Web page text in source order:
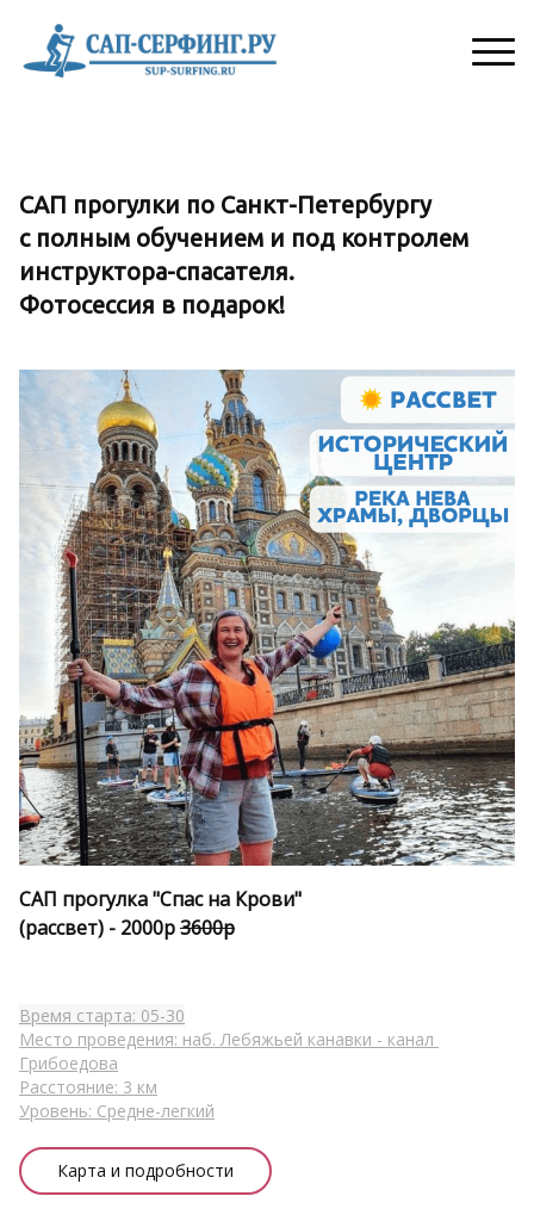
САП прогулки по Санкт-Петербургу
с полным обучением и под контролем
инструктора-спасателя.
Фотосессия в подарок!
САП прогулка "Спас на Крови"
(рассвет) - 2000р 3600р
Время старта: 05-30
Место проведения: наб. Лебяжьей канавки - канал
Грибоедова
Расстояние: 3 км
Уровень: Средне-легкий
Карта и подробности